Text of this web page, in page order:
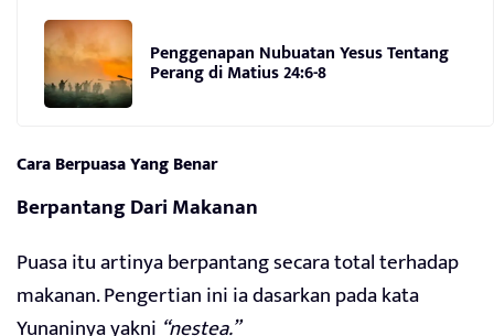
Penggenapan Nubuatan Yesus Tentang
Perang di Matius 24:6-8
Cara Berpuasa Yang Benar
Berpantang Dari Makanan
Puasa itu artinya berpantang secara total terhadap
makanan. Pengertian ini ia dasarkan pada kata
Yunaninya yakni “nestea.”